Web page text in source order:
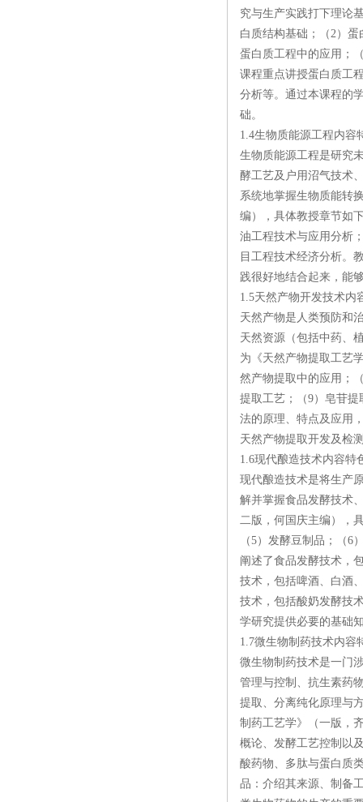
究与生产实践打下理论
白质结构基础；（2）
蛋白质工程中的应用；
课程重点讲授蛋白质工
分析等。通过本课程的
础。
1.4生物质能源工程内容
生物质能源工程是研究
酵工艺及户用沼气技术
系统地掌握生物质能转
编），具体教授章节如
油工程技术与应用分析
目工程技术经济分析。
践很好地结合起来，能
1.5天然产物开发技术内
天然产物是人类预防和
天然资源（包括中药、
为《天然产物提取工艺
然产物提取中的应用；
提取工艺；（9）皂苷
法的原理、特点及应用
天然产物提取开发及检
1.6现代酿造技术内容特
现代酿造技术是将生产
解并掌握食品发酵技术
二版，何国庆主编），
（5）发酵豆制品；（
阐述了食品发酵技术，
技术，包括啤酒、白酒
技术，包括酸奶发酵技
学研究提供必要的基础
1.7微生物制药技术内容
微生物制药技术是一门
管理与控制、抗生素药
提取、分离纯化原理与
制药工艺学》（一版，
概论、发酵工艺控制以
酸药物、多肽与蛋白质
品：介绍其来源、制备